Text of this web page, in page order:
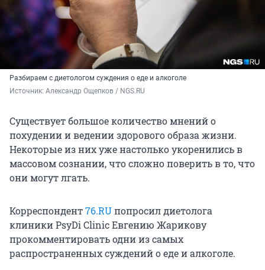
Разбираем с диетологом суждения о еде и алкоголе
Источник: Александр Ощепков / NGS.RU
Существует большое количество мнений о
похудении и ведении здорового образа жизни.
Некоторые из них уже настолько укоренились в
массовом сознании, что сложно поверить в то, что
они могут лгать.
Корреспондент76.RUпопросил диетолога
клиники PsyDi Clinic Евгению Жарикову
прокомментировать одни из самых
распространенных суждений о еде и алкоголе.